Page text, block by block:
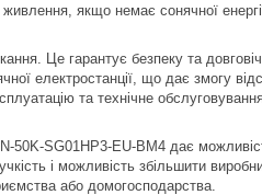
якщо немає сонячної
Це гарантує безпеку та
електростанції, що дає змогу
та технічне
50K-SG01HP3-EU-BM4 дає
і можливість збільшити
або домогосподарства.